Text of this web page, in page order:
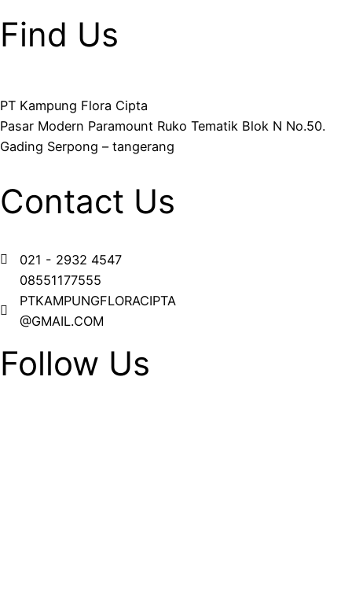
Find Us
PT Kampung Flora Cipta
Pasar Modern Paramount Ruko Tematik Blok N No.50.
Gading Serpong – tangerang
Contact Us
021 - 2932 4547
08551177555
PTKAMPUNGFLORACIPTA
@GMAIL.COM
Follow Us